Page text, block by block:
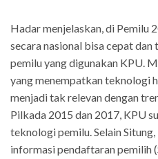
Hadar menjelaskan, di Pemilu
secara nasional bisa cepat
pemilu yang digunakan KPU.
yang menempatkan teknologi
menjadi tak relevan dengan
Pilkada 2015 dan 2017, KPU
teknologi pemilu. Selain
informasi pendaftaran pemilih